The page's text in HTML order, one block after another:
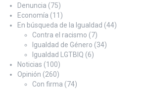
Denuncia (75)
Economía (11)
En búsqueda de la Igualdad (44)
Contra el racismo (7)
Igualdad de Género (34)
Igualdad LGTBIQ (6)
Noticias (100)
Opinión (260)
Con firma (74)